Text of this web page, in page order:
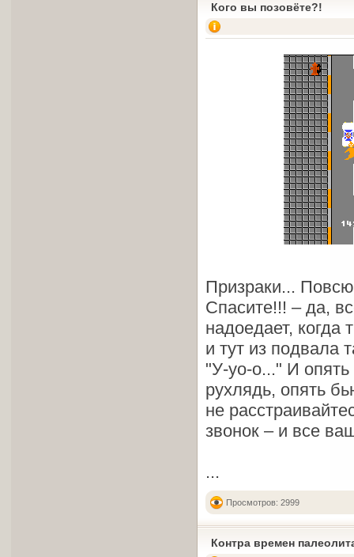
Кого вы позовёте?!
Призраки...
Спасите!!! – да,
надоедает, когда
и тут из подвала
"У-уо-о..." И
рухлядь, опять
не
звонок – и все
...
Просмотров: 2999
Контра времен